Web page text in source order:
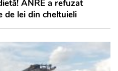
ANRE a refuzat
de lei din cheltuieli